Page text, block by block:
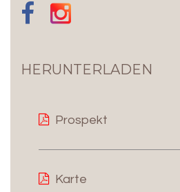
HERUNTERLADEN
Prospekt
Karte